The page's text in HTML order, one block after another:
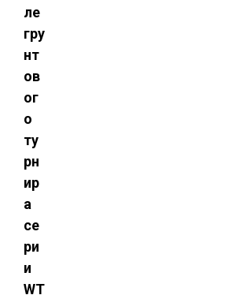
ле
гру
нт
ов
ог
о
ту
рн
ир
а
се
ри
и
WT